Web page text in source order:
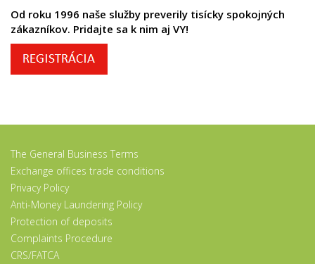
Od roku 1996 naše služby preverily tisícky spokojných
zákazníkov. Pridajte sa k nim aj VY!
The General Business Terms
Exchange offices trade conditions
Privacy Policy
Anti-Money Laundering Policy
Protection of deposits
Complaints Procedure
CRS/FATCA